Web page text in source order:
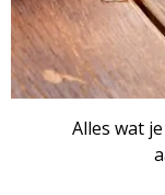
Alles wat